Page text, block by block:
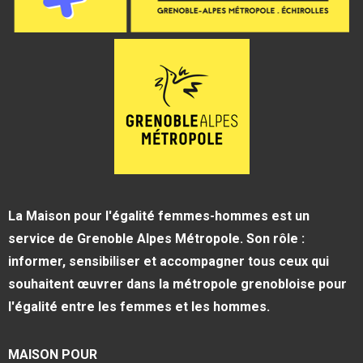
La Maison pour l'égalité femmes-hommes est un
service de Grenoble Alpes Métropole. Son rôle :
informer, sensibiliser et accompagner tous ceux qui
souhaitent œuvrer dans la métropole grenobloise pour
l'égalité entre les femmes et les hommes.
MAISON POUR